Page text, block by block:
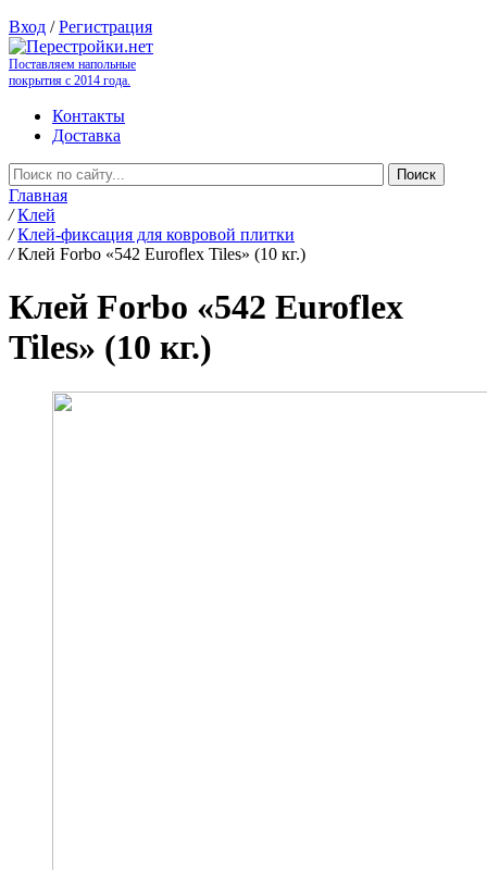
Вход /Регистрация
Поставляем напольные
покрытия с 2014 года.
Контакты
Доставка
Главная
/ Клей
/ Клей-фиксация для ковровой плитки
/ Клей Forbo «542 Euroflex Tiles» (10 кг.)
Клей Forbo «542 Euroflex
Tiles» (10 кг.)